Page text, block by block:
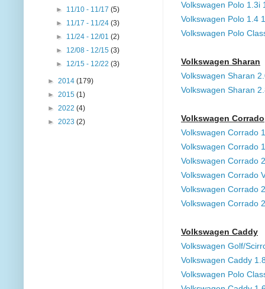
Volkswagen Polo 1.3i
Volkswagen Polo 1.4
Volkswagen Polo
Volkswagen Sharan
Volkswagen Sharan
Volkswagen Sharan
Volkswagen Corrado
Volkswagen Corrado
Volkswagen Corrado
Volkswagen Corrado
Volkswagen Corrado
Volkswagen Corrado
Volkswagen Corrado
Volkswagen Caddy
Volkswagen Golf/
Volkswagen Caddy
Volkswagen Polo
► 11/10 - 11/17(5)
► 11/17 - 11/24(3)
► 11/24 - 12/01(2)
► 12/08 - 12/15(3)
► 12/15 - 12/22(3)
► 2014 (179)
► 2015 (1)
► 2022 (4)
► 2023 (2)